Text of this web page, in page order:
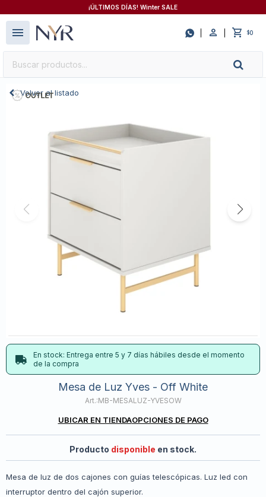
¡ÚLTIMOS DÍAS! Winter SALE
 $0
menu
Volver al listado
En stock: Entrega entre 5 y 7 días hábiles desde el momento
de la compra
Mesa de Luz Yves - Off White
MB-MESALUZ-YVESOW
UBICAR EN TIENDAOPCIONES DE PAGO
Producto disponible en stock.
Mesa de luz de dos cajones con guías telescópicas. Luz led con
interruptor dentro del cajón superior.
close